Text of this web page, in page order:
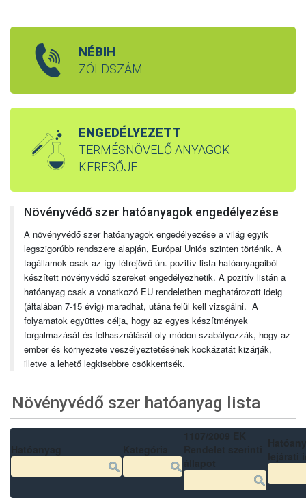
NÉBIH
ZÖLDSZÁM
ENGEDÉLYEZETT
TERMÉSNÖVELŐ ANYAGOK
KERESŐJE
Növényvédő szer hatóanyagok engedélyezése
A növényvédő szer hatóanyagok engedélyezése a világ egyik
legszigorúbb rendszere alapján, Európai Uniós szinten történik. A
tagállamok csak az így létrejövő ún. pozitív lista hatóanyagaiból
készített növényvédő szereket engedélyezhetik. A pozitív listán a
hatóanyag csak a vonatkozó EU rendeletben meghatározott ideig
(általában 7-15 évig) maradhat, utána felül kell vizsgálni. A
folyamatok együttes célja, hogy az egyes készítmények
forgalmazását és felhasználását oly módon szabályozzák, hogy az
ember és környezete veszélyeztetésének kockázatát kizárják,
illetve a lehető legkisebbre csökkentsék.
Növényvédő szer hatóanyag lista